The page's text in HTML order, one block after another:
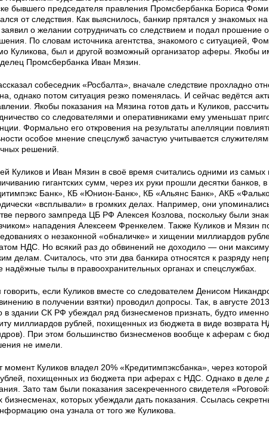
бывшего председателя правления Промсбербанка Бориса
от следствия. Как выяснилось, банкир прятался у знакомых
заявил о желании сотрудничать со следствием и подал прошение
По словам источника агентства, знакомого с ситуацией,
Куликова, был и другой возможный организатор аферы. Якобы
Промсбербанка Иван Мязин.
собеседник «Росбалта», вначале следствие прохладно
однако потом ситуация резко поменялась. И сейчас ведётся
Якобы показания на Мязина готов дать и Куликов,
со следователями и оперативниками ему уменьшат
Формально его откровения на результаты апелляции
особое мнение спецслужб зачастую учитывается
решений.
Куликов и Иван Мязин в своё время считались одними из самых
гигантских сумм, через их руки прошли десятки банков,
Банк», КБ «Юнион-Банк», КБ «Альянс Банк», АКБ
«всплывали» в громких делах. Например, они
первого зампреда ЦБ РФ Алексея Козлова, поскольку были
нападения Алексеем Френкелем. Также Куликов и Мязин
о незаконной «обналичке» и хищении миллиардов
НДС. Но всякий раз до обвинений не доходило — они
делам. Считалось, что эти два банкира относятся к разряду
надёжные тылы в правоохранительных органах и спецслужбах.
если Куликов вместе со следователем Денисом
в получении взятки) проводил допросы. Так, в августе
в здании СК РФ убеждал ряд бизнесменов признать, будто
миллиардов рублей, похищенных из бюджета в виде возврата
При этом большинство бизнесменов вообще к аферам с
не имели.
момент Куликов владел 20% «Кредитимпэксбанка», через
похищенных из бюджета при аферах с НДС. Однако в деле
Зато там были показания засекреченного свидетеля
бизнесменах, которых убеждали дать показания. Ссылась
она узнала от того же Куликова.